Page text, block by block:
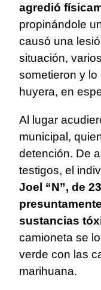
agredió
propinándole
causó una
situación,
sometieron y lo
huyera, en
Al lugar
municipal,
detención. De
testigos, el
Joel “N”, de
sustancias
camioneta se
verde con las
marihuana.